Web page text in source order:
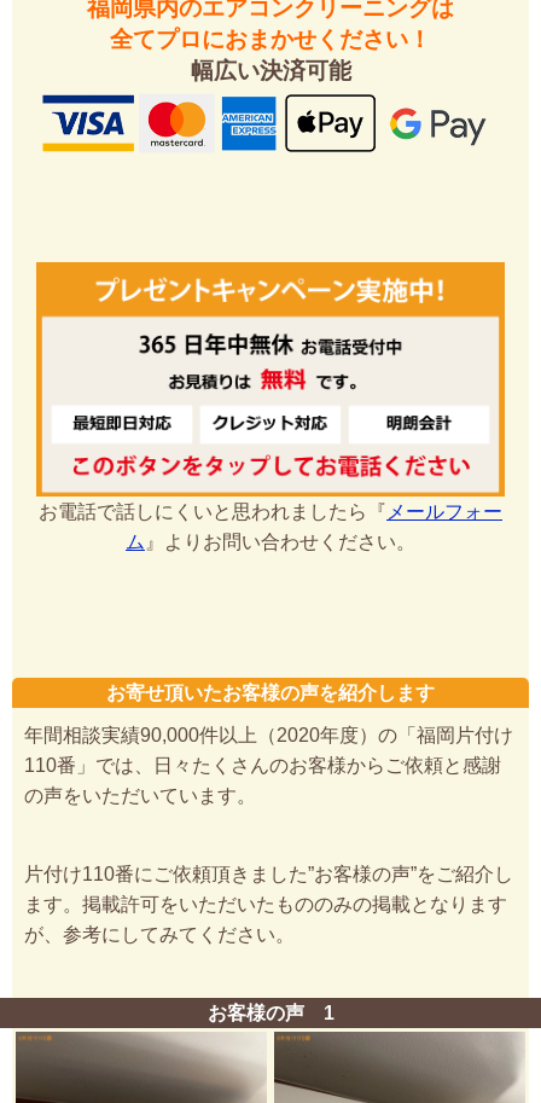
福岡県内のエアコンクリーニングは
全てプロにおまかせください！
幅広い決済可能
お電話で話しにくいと思われましたら『 メールフォー
ム 』よりお問い合わせください。
お寄せ頂いたお客様の声を紹介します
年間相談実績90,000件以上（2020年度）の「福岡片付け
110番」では、日々たくさんのお客様からご依頼と感謝
の声をいただいています。
片付け110番にご依頼頂きました”お客様の声”をご紹介し
ます。掲載許可をいただいたもののみの掲載となります
が、参考にしてみてください。
お客様の声 1